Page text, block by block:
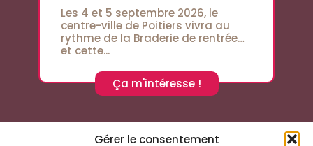
Gérer le consentement
Les 4 et 5 septembre 2026, le
centre-ville de Poitiers vivra au
rythme de la Braderie de rentrée…
et cette...
Ça m'intéresse !